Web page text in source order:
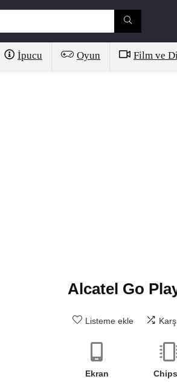
İpucu Oyun Film ve
Alcatel Go
Listeme ekle
Ekran